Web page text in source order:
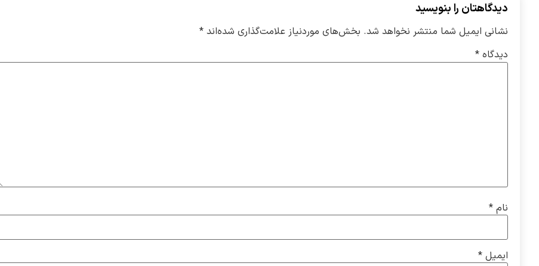
دیدگاهتان را بنویسید
نشانی ایمیل شما منتشر نخواهد شد. بخش‌های موردنیاز علامت‌گذاری شده‌اند *
دیدگاه *
نام *
ایمیل *